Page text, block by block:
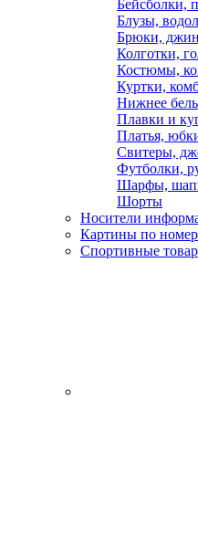
Бейсболки,
Блузы,
Брюки,
Колготки,
Костюмы,
Куртки,
Нижнее
Плавки и
Платья,
Свитеры,
Футболки,
Шарфы,
Шорты
Носители
Картины по
Спортивные